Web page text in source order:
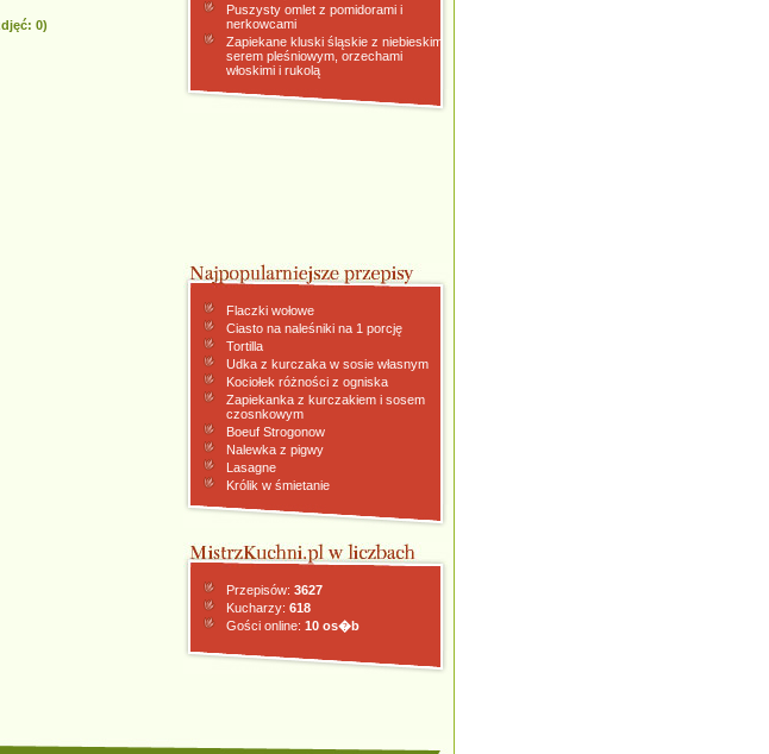
0)
Puszysty omlet z pomidorami i
nerkowcami
Zapiekane kluski śląskie z niebieskim
serem pleśniowym, orzechami
włoskimi i rukolą
Flaczki wołowe
Ciasto na naleśniki na 1 porcję
Tortilla
Udka z kurczaka w sosie własnym
Kociołek różności z ogniska
Zapiekanka z kurczakiem i sosem
czosnkowym
Boeuf Strogonow
Nalewka z pigwy
Lasagne
Królik w śmietanie
Przepisów: 3627
Kucharzy: 618
Gości online: 10 os�b